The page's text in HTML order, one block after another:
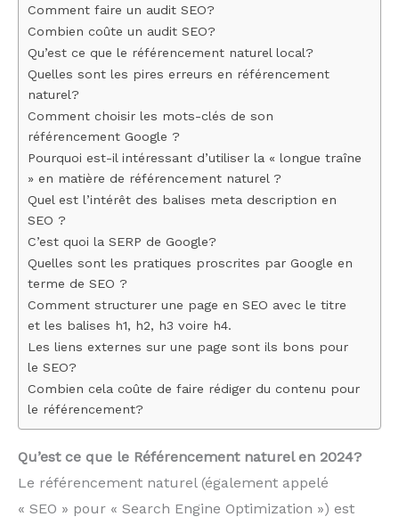
Comment faire un audit SEO?
Combien coûte un audit SEO?
Qu’est ce que le référencement naturel local?
Quelles sont les pires erreurs en référencement
naturel?
Comment choisir les mots-clés de son
référencement Google ?
Pourquoi est-il intéressant d’utiliser la « longue traîne
» en matière de référencement naturel ?
Quel est l’intérêt des balises meta description en
SEO ?
C’est quoi la SERP de Google?
Quelles sont les pratiques proscrites par Google en
terme de SEO ?
Comment structurer une page en SEO avec le titre
et les balises h1, h2, h3 voire h4.
Les liens externes sur une page sont ils bons pour
le SEO?
Combien cela coûte de faire rédiger du contenu pour
le référencement?
Qu’est ce que le Référencement naturel en 2024?
Le référencement naturel (également appelé
« SEO » pour « Search Engine Optimization ») est